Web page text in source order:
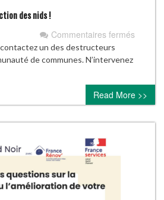
des nids !
Commentaires ferméssur
des
nids
!
un des destructeurs
de communes. N’intervenez
Read More >>